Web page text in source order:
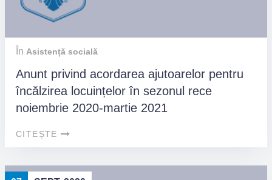
În Asistență socială
Anunt privind acordarea ajutoarelor pentru
încălzirea locuințelor în sezonul rece
noiembrie 2020-martie 2021
CITEȘTE